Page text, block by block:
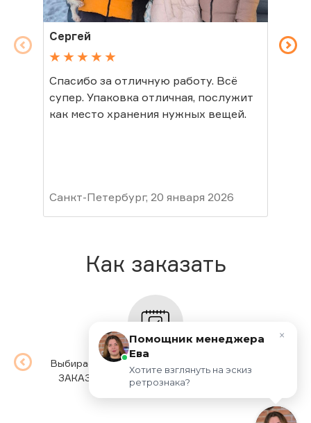
Сергей
Спасибо за отличную работу. Всё
супер. Упаковка отличная, послужит
как место хранения нужных вещей.
Санкт-Петербург, 20 января 2026
Как заказать
Выбираете товар, выбираете опции, жмете
ЗАКАЗАТЬ. Заполняете простую форму.
Помощник менеджера
Ева
Хотите взглянуть на эскиз
ретрознака?
×